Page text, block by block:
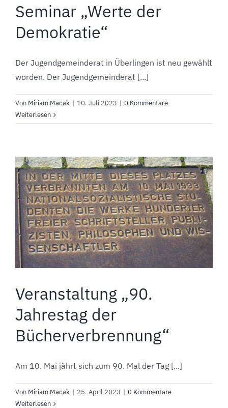
Seminar „Werte der
Demokratie“
Der Jugendgemeinderat in Überlingen ist neu gewählt
worden. Der Jugendgemeinderat [...]
Von Miriam Macak 10. Juli 2023
0 Kommentare
Weiterlesen
Veranstaltung „90.
Jahrestag der
Bücherverbrennung“
Am 10. Mai jährt sich zum 90. Mal der Tag [...]
Von Miriam Macak | 25. April 2023 | 0 Kommentare
Weiterlesen